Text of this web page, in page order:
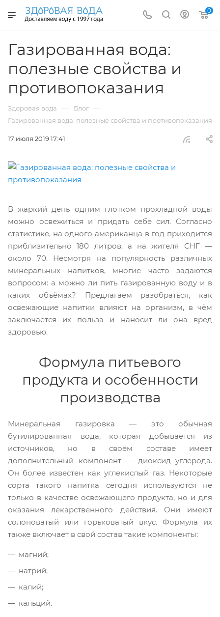
0
Газированная вода:
полезные свойства и
противопоказания
Здоровая вода — Блог —
Газированная вода: полезные свойства и противопоказания
17 июля 2019 17:41
В жаркий день одним глотком прохладной воды
можно освежиться и придать себе сил. Согласно
статистике, на одного американца в год приходится
приблизительно 180 литров, а на жителя СНГ —
около 70. Несмотря на популярность различных
минеральных напитков, многие часто задаются
вопросом: а можно ли пить газированную воду и в
каких объёмах? Предлагаем разобраться, как
освежающие напитки влияют на организм, в чём
заключается их польза и наносит ли она вред
здоровью.
Формула питьевого
продукта и особенности
производства
Минеральная газировка — это обычная
бутилированная вода, которая добывается из
источников, но в своём составе имеет
дополнительный компонент — диоксид углерода.
Он более известен как углекислый газ. Некоторые
сорта такого напитка сегодня используются не
только в качестве освежающего продукта, но и для
оказания лекарственного действия. Они имеют
солоноватый или горьковатый вкус. Формула их
также включает в свой состав такие компоненты:
магний;
натрий;
калий;
кальций.